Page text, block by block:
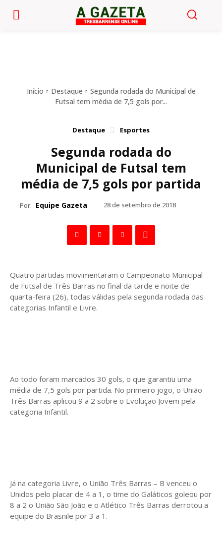
Início Destaque
Segunda rodada do Municipal de
Futsal tem média de 7,5 gols por...
Destaque Esportes
Segunda rodada do
Municipal de Futsal tem
média de 7,5 gols por partida
Por: Equipe Gazeta 28 de setembro de 2018
Quatro partidas movimentaram o Campeonato Municipal
de Futsal de Três Barras no final da tarde e noite de
quarta-feira (26), todas válidas pela segunda rodada das
categorias Infantil e Livre.
Ao todo foram marcados 30 gols, o que garantiu uma
média de 7,5 gols por partida. No primeiro jogo, o União
Três Barras aplicou 9 a 2 sobre o Evolução Jovem pela
categoria Infantil.
Já na categoria Livre, o União Três Barras – B venceu o
Unidos pelo placar de 4 a 1, o time do Galáticos goleou por
8 a 2 o União São João e o Atlético Três Barras derrotou a
equipe do Brasnile por 3 a 1.